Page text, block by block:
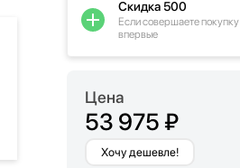
Цена
53 975 ₽
Хочу дешевле!
Скидка 500
Если совершаете покупку
впервые